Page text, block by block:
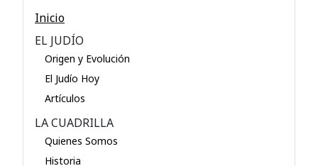
Inicio
EL JUDÍO
Origen y Evolución
El Judío Hoy
Artículos
LA CUADRILLA
Quienes Somos
Historia